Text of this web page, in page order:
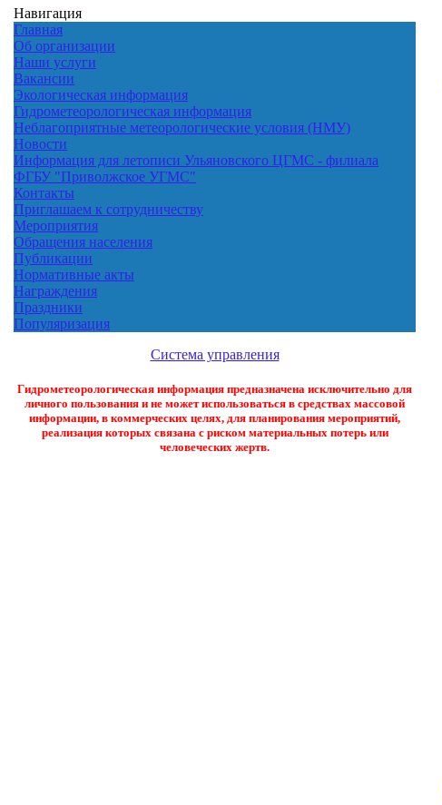
Навигация
Главная
Об организации
Наши услуги
Вакансии
Экологическая информация
Гидрометеорологическая информация
Неблагоприятные метеорологические условия (НМУ)
Новости
Информация для летописи Ульяновского ЦГМС - филиала
ФГБУ "Приволжское УГМС"
Контакты
Приглашаем к сотрудничеству
Мероприятия
Обращения населения
Публикации
Нормативные акты
Награждения
Праздники
Популяризация
Система управления
Гидрометеорологическая информация предназначена исключительно для
личного пользования и не может использоваться в средствах массовой
информации, в коммерческих целях, для планирования мероприятий,
реализация которых связана с риском материальных потерь или
человеческих жертв.